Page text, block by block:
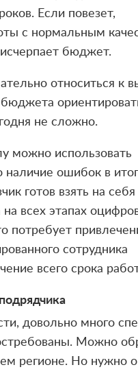
Если повезет,
с нормальным
исчерпает бюджет.
относиться к
не сложно.
можно использовать
наличие ошибок в
готов взять на себя
всех этапах
потребует
сотрудника
всего срока
довольно много
Можно
регионе. Но нужно